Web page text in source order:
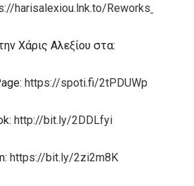
://harisalexiou.lnk.to/Reworks
Χάρις Αλεξίου στα:
https://spoti.fi/2tPDUWp
http://bit.ly/2DDLfyi
https://bit.ly/2zi2m8K